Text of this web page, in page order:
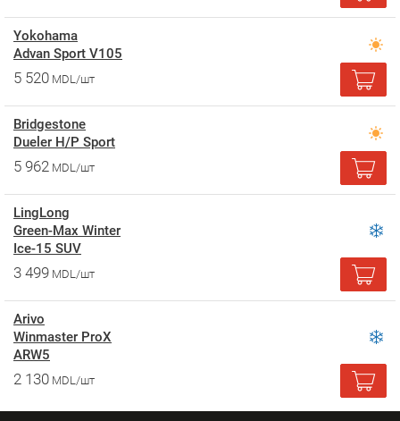
Yokohama
Advan Sport V105
5 520 MDL/шт
Bridgestone
Dueler H/P Sport
5 962 MDL/шт
LingLong
Green-Max Winter
Ice-15 SUV
3 499 MDL/шт
Arivo
Winmaster ProX
ARW5
2 130 MDL/шт